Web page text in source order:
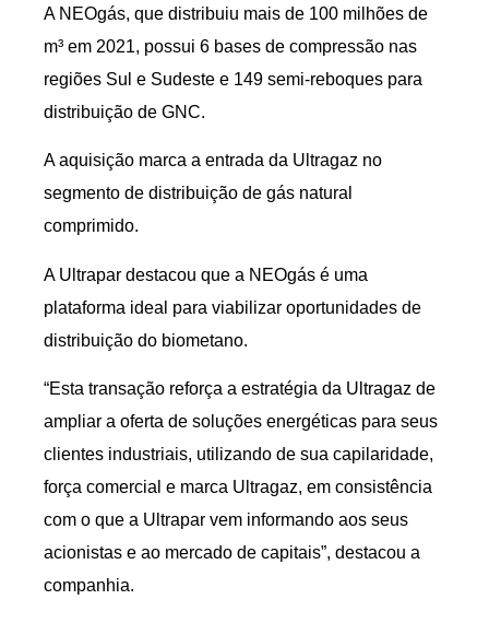
A NEOgás, que distribuiu mais de 100 milhões de
m³ em 2021, possui 6 bases de compressão nas
regiões Sul e Sudeste e 149 semi-reboques para
distribuição de GNC.
A aquisição marca a entrada da Ultragaz no
segmento de distribuição de gás natural
comprimido.
A Ultrapar destacou que a NEOgás é uma
plataforma ideal para viabilizar oportunidades de
distribuição do biometano.
“Esta transação reforça a estratégia da Ultragaz de
ampliar a oferta de soluções energéticas para seus
clientes industriais, utilizando de sua capilaridade,
força comercial e marca Ultragaz, em consistência
com o que a Ultrapar vem informando aos seus
acionistas e ao mercado de capitais”, destacou a
companhia.